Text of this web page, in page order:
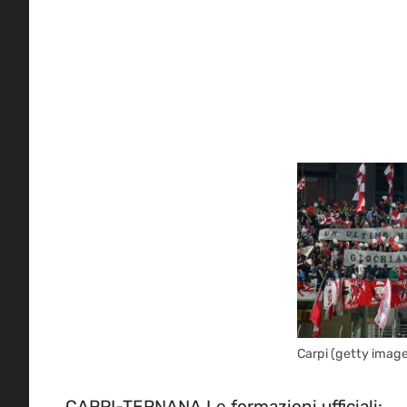
Carpi (getty